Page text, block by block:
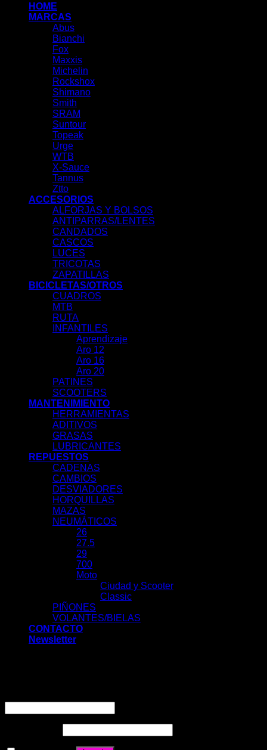
HOME
MARCAS
Abus
Bianchi
Fox
Maxxis
Michelin
Rockshox
Shimano
Smith
SRAM
Suntour
Topeak
Urge
WTB
X-Sauce
Tannus
Ztto
ACCESORIOS
ALFORJAS Y BOLSOS
ANTIPARRAS/LENTES
CANDADOS
CASCOS
LUCES
TRICOTAS
ZAPATILLAS
BICICLETAS/OTROS
CUADROS
MTB
RUTA
INFANTILES
Aprendizaje
Aro 12
Aro 16
Aro 20
PATINES
SCOOTERS
MANTENIMIENTO
HERRAMIENTAS
ADITIVOS
GRASAS
LUBRICANTES
REPUESTOS
CADENAS
CAMBIOS
DESVIADORES
HORQUILLAS
MAZAS
NEUMÁTICOS
26
27.5
29
700
Moto
Ciudad y Scooter
Classic
PIÑONES
VOLANTES/BIELAS
CONTACTO
Newsletter